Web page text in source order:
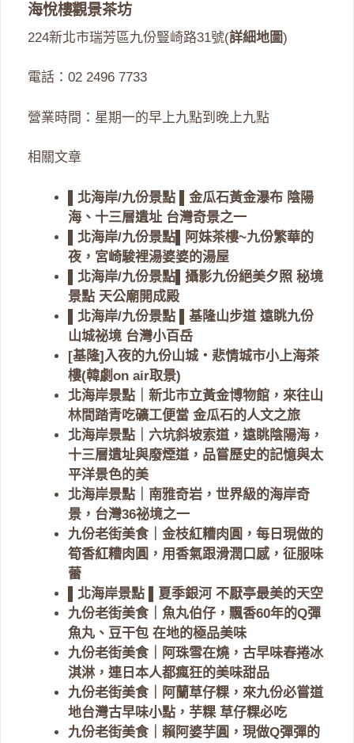
海悅樓觀景茶坊
224新北市瑞芳區九份豎崎路31號(詳細地圖)
電話：02 2496 7733
營業時間：星期一的早上九點到晚上九點
相關文章
▌北海岸/九份景點 ▌金瓜石黃金瀑布 陰陽
海、十三層遺址 台灣奇景之一
▌北海岸/九份景點▌阿妹茶樓~九份繁華的
夜，宮崎駿裡湯婆婆的湯屋
▌北海岸/九份景點▌攝影九份絕美夕照 秘境
景點 天公廟開成殿
▌北海岸/九份景點 ▌基隆山步道 遠眺九份
山城祕境 台灣小百岳
[基隆]入夜的九份山城‧悲情城市小上海茶
樓(韓劇on air取景)
北海岸景點｜新北市立黃金博物館，來往山
林間踏青吃礦工便當 金瓜石的人文之旅
北海岸景點｜六坑斜坡索道，遠眺陰陽海，
十三層遺址與廢煙道，品嘗歷史的記憶與太
平洋景色的美
北海岸景點｜南雅奇岩，世界級的海岸奇
景，台灣36祕境之一
九份老街美食｜金枝紅糟肉圓，每日現做的
筍香紅糟肉圓，用香氣跟滑潤口感，征服味
蕾
▌北海岸景點 ▌夏季銀河 不厭亭最美的天空
九份老街美食｜魚丸伯仔，飄香60年的Q彈
魚丸、豆干包 在地的極品美味
九份老街美食｜阿珠雪在燒，古早味春捲冰
淇淋，連日本人都瘋狂的美味甜品
九份老街美食｜阿蘭草仔粿，來九份必嘗道
地台灣古早味小點，芋粿 草仔粿必吃
九份老街美食｜賴阿婆芋圓，現做Q彈彈的